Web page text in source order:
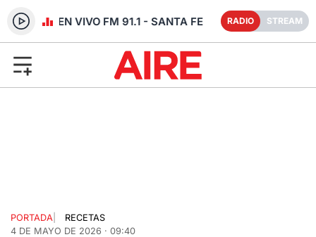
RADIO EN VIVO FM 91.1 - SANTA FE RADIO STREAM
PORTADA
RECETAS
4 DE MAYO DE 2026 · 09:40